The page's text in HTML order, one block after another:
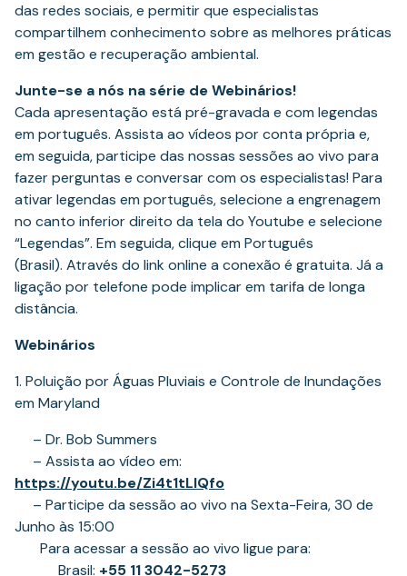
das redes sociais, e permitir que especialistas
compartilhem conhecimento sobre as melhores práticas
em gestão e recuperação ambiental.
Junte-se a nós na série de Webinários!
Cada apresentação está pré-gravada e com legendas
em português. Assista ao vídeos por conta própria e,
em seguida, participe das nossas sessões ao vivo para
fazer perguntas e conversar com os especialistas! Para
ativar legendas em português, selecione a engrenagem
no canto inferior direito da tela do Youtube e selecione
“Legendas”. Em seguida, clique em Português
(Brasil). Através do link online a conexão é gratuita. Já a
ligação por telefone pode implicar em tarifa de longa
distância.
Webinários
1. Poluição por Águas Pluviais e Controle de Inundações
em Maryland
– Dr. Bob Summers
– Assista ao vídeo em:
https://youtu.be/Zi4t1tLlQfo(opens
in
new
tab)
– Participe da sessão ao vivo na Sexta-Feira, 30 de
Junho às 15:00
Para acessar a sessão ao vivo ligue para:
Brasil: +55 11 3042-5273